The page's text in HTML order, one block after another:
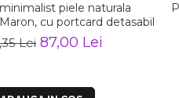
piele naturala
cu portcard detasabil
Lei 87,00 Lei